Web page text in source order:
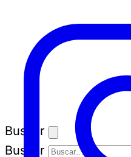
Buscar
Buscar